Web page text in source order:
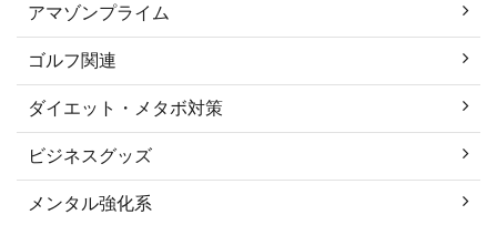
アマゾンプライム
ゴルフ関連
ダイエット・メタボ対策
ビジネスグッズ
メンタル強化系